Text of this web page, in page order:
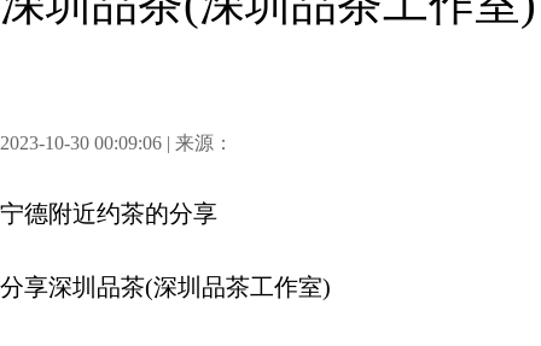
2023-10-30 00:09:06 | 来源：
宁德附近约茶的分享
分享深圳品茶(深圳品茶工作室)